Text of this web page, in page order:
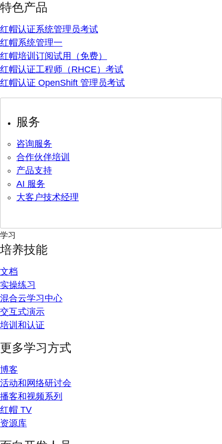
特色产品
红帽认证系统管理员考试
红帽系统管理一
红帽培训订阅试用（免费）
红帽认证工程师（RHCE）考试
红帽认证 OpenShift 管理员考试
服务
咨询服务
合作伙伴培训
产品支持
AI 服务
大客户技术经理
学习
培养技能
文档
实操练习
混合云学习中心
交互式演示
培训和认证
更多学习方式
博客
活动和网络研讨会
播客和视频系列
红帽 TV
资源库